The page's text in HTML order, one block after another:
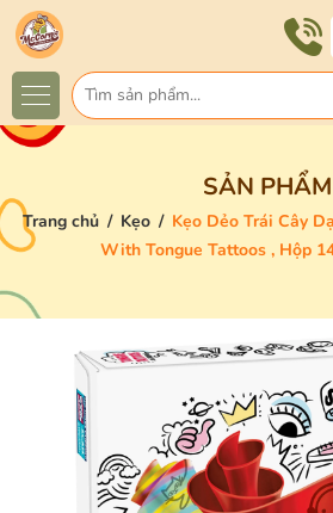
SẢN PHẨM
Trang chủ / Kẹo / Kẹo Dẻo Trái Cây
With Tongue Tattoos , Hộp